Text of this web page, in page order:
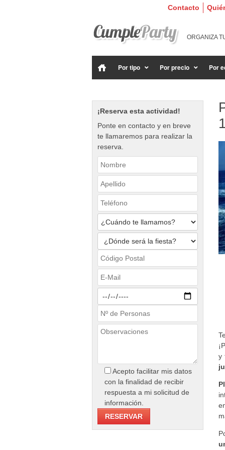
Contacto
ORGANIZA
Por tipo Por precio Por
¡Reserva esta actividad!
Ponte en contacto y en breve
te llamaremos para realizar la
reserva.
Acepto facilitar mis datos
con la finalidad de recibir
respuesta a mi solicitud de
información.
y